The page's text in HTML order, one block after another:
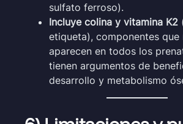
sulfato ferroso).
Incluye colina y vitamina K2
etiqueta), componentes que
aparecen en todos los
tienen argumentos de
desarrollo y metabolismo